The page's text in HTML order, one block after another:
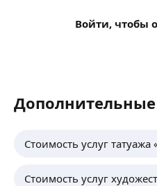
Войти, чтобы
Дополнительные
Стоимость услуг татуажа
Стоимость услуг